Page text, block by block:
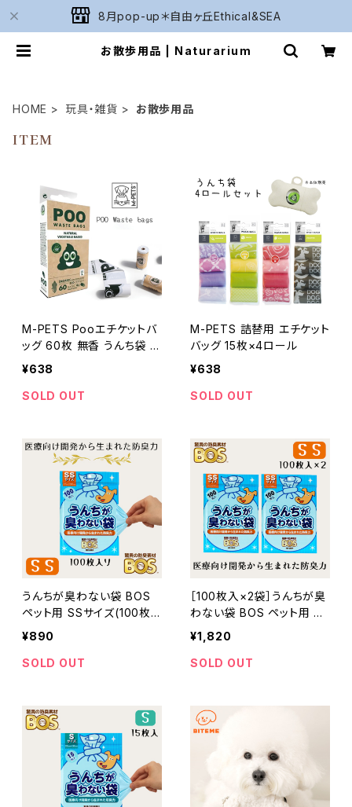
8月pop-up＊自由ヶ丘Ethical&SEA
お散歩用品 | Naturarium
HOME 玩具・雑貨 お散歩用品
ITEM
M-PETS Pooエチケットバ
ッグ 60枚 無香 うんち袋 防
災 エムペッツ
¥638
SOLD OUT
M-PETS 詰替用 エチケット
バッグ 15枚×4ロール
¥638
SOLD OUT
うんちが臭わない袋 BOS
ペット用 SSサイズ(100枚
入)
¥890
SOLD OUT
［100枚入×2袋］うんちが臭
わない袋 BOS ペット用 SS
サイズ
¥1,820
SOLD OUT